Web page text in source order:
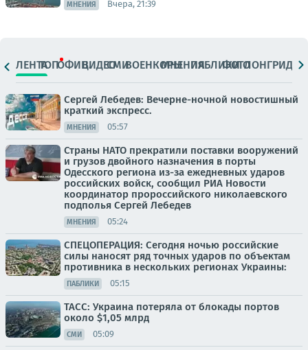
МНЕНИЯ Вчера, 21:39
ЛЕНТАТОПОФИЦ.ВИДЕОСМИВОЕНКОРЫМНЕНИЯПАБЛИКИ
ФОТОЛОНГРИДЫ
Сергей Лебедев: Вечерне-ночной новостишный
краткий экспресс.
МНЕНИЯ 05:57
Страны НАТО прекратили поставки вооружений
и грузов двойного назначения в порты
Одесского региона из-за ежедневных ударов
российских войск, сообщил РИА Новости
координатор пророссийского николаевского
подполья Сергей Лебедев
МНЕНИЯ 05:24
СПЕЦОПЕРАЦИЯ: Сегодня ночью российские
силы наносят ряд точных ударов по объектам
противника в нескольких регионах Украины:
ПАБЛИКИ 05:15
ТАСС: Украина потеряла от блокады портов
около $1,05 млрд
СМИ 05:09